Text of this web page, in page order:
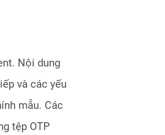
Nội dung
và các yếu
mẫu. Các
tệp OTP